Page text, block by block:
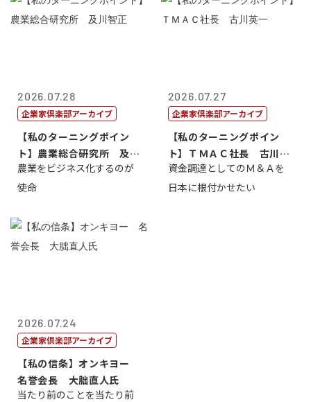
2026.07.28
企業家倶楽部アーカイブ
【私のターニングポイン
ト】農業総合研究所 及川
智正
農業をビジネス化するのが
使命
2026.07.27
企業家倶楽部アーカイブ
【私のターニングポイン
ト】ＴＭＡＣ社長 古川英
一
資金調達としてのＭ＆Ａを
日本に根付かせたい
2026.07.24
企業家倶楽部アーカイブ
【私の信条】オンキヨー
名誉会長 大朏直人氏
当たり前のことを当たり前